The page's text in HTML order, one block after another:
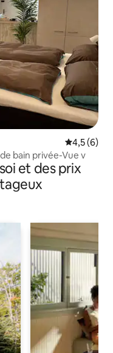
Note
4,5 (6)
bain privée-Vue v
et des prix